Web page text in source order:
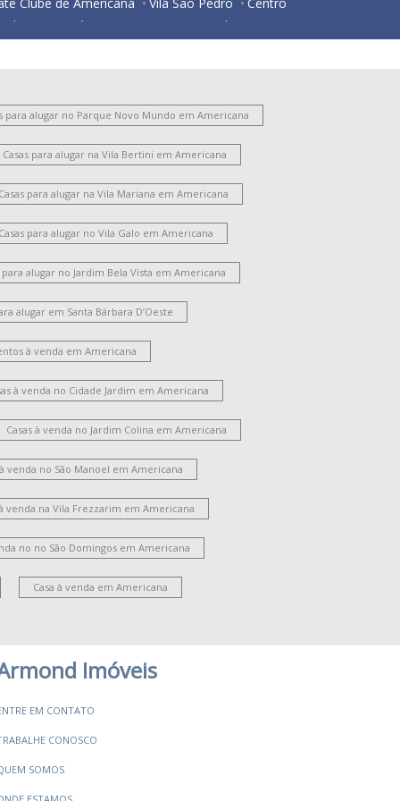
Jardim Santa Lúcia
Parque Nova Carioba
Rodrigues
Parque Gramado
Jardim Lizandra
Vila Pavan
Vale das Paineiras
Residencial Nardini
Jardim das Orquídeas
São Roque
Morada do Sol
Letônia
Werner Plaas
Vila Cordenonsi
Machadinho II
Parque Universitário
América
Vila Rehder
Terramérica I
Parque das Nações
Liberdade
Santo Antônio
Residencial Jardim Villagio
Portal da Colina
Parque Residencial Jaguari
Residencial Jardim Villagio II
Jardim Guanabara
Vila Bela
Santa Catarina
Jardim Ipiranga
Santana
Cariobinha
Residencial Jardim Esperança
Santa Maria
Jardim Bertoni
Clube de Campinas
Jardim Brasília
Campo Verde
Jardim Paulistano
para alugar no Parque Novo Mundo em Americana
Casas para alugar na Vila Bertini em Americana
Casas para alugar na Vila Mariana em Americana
Casas para alugar no Vila Galo em Americana
para alugar no Jardim Bela Vista em Americana
alugar em Santa Bárbara D’Oeste
à venda em Americana
à venda no Cidade Jardim em Americana
Casas à venda no Jardim Colina em Americana
à venda no São Manoel em Americana
à venda na Vila Frezzarim em Americana
no no São Domingos em Americana
Casa à venda em Americana
Imóveis
EM CONTATO
CONOSCO
SOMOS